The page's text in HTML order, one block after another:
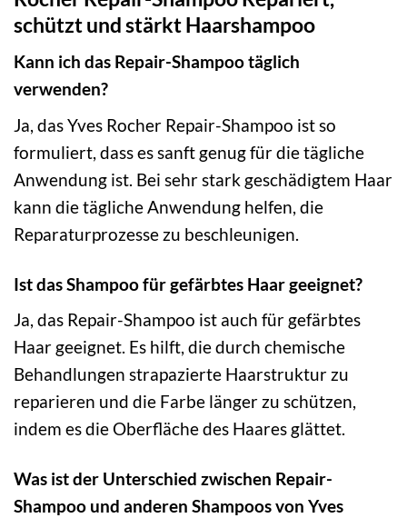
schützt und stärkt Haarshampoo
Kann ich das Repair-Shampoo täglich
verwenden?
Ja, das Yves Rocher Repair-Shampoo ist so
formuliert, dass es sanft genug für die tägliche
Anwendung ist. Bei sehr stark geschädigtem Haar
kann die tägliche Anwendung helfen, die
Reparaturprozesse zu beschleunigen.
Ist das Shampoo für gefärbtes Haar geeignet?
Ja, das Repair-Shampoo ist auch für gefärbtes
Haar geeignet. Es hilft, die durch chemische
Behandlungen strapazierte Haarstruktur zu
reparieren und die Farbe länger zu schützen,
indem es die Oberfläche des Haares glättet.
Was ist der Unterschied zwischen Repair-
Shampoo und anderen Shampoos von Yves